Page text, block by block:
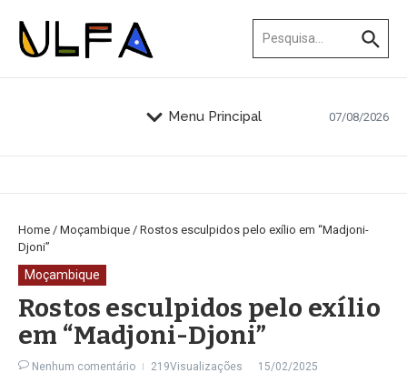
Menu Principal 07/08/2026
Home / Moçambique / Rostos esculpidos pelo exílio em “Madjoni-
Djoni”
Moçambique
Rostos esculpidos pelo exílio
em “Madjoni-Djoni”
Nenhum comentário 219Visualizações 15/02/2025